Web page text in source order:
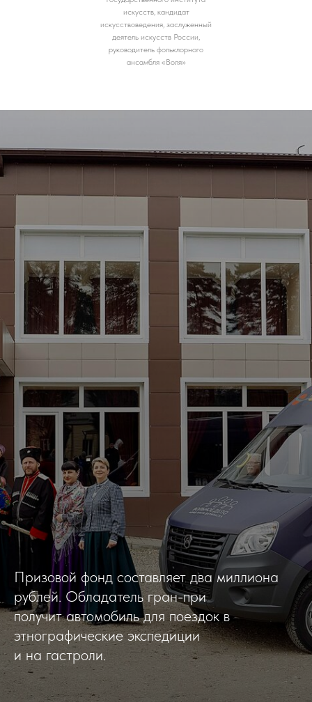
искусств, кандидат
искусствоведения, заслуженный
деятель искусств России,
руководитель фольклорного
ансамбля «Воля»
Призовой фонд составляет два миллиона
рублей. Обладатель гран-при
получит автомобиль для поездок в
этнографические экспедиции
и на гастроли.